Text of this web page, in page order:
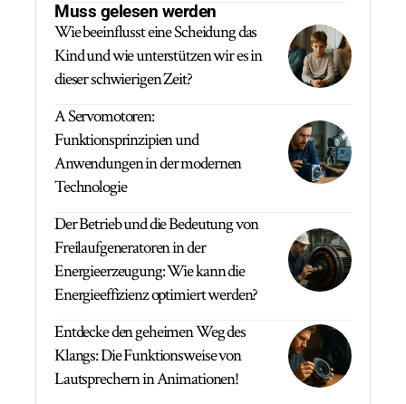
Muss gelesen werden
Wie beeinflusst eine Scheidung das
Kind und wie unterstützen wir es in
dieser schwierigen Zeit?
A Servomotoren:
Funktionsprinzipien und
Anwendungen in der modernen
Technologie
Der Betrieb und die Bedeutung von
Freilaufgeneratoren in der
Energieerzeugung: Wie kann die
Energieeffizienz optimiert werden?
Entdecke den geheimen Weg des
Klangs: Die Funktionsweise von
Lautsprechern in Animationen!